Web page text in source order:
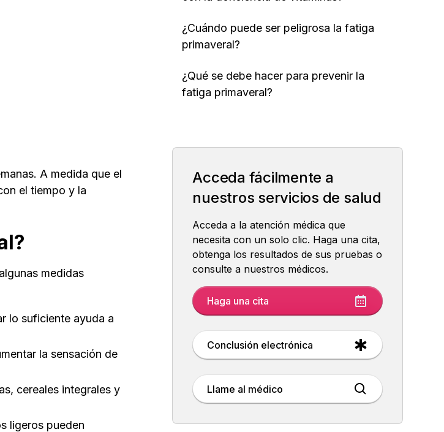
A medida que el
el tiempo y la
medidas
lo suficiente ayuda a
la sensación de
cereales integrales y
ligeros pueden
¿Cuándo puede ser peligrosa la fatiga
primaveral?
¿Qué se debe hacer para prevenir la
fatiga primaveral?
Acceda fácilmente a
nuestros servicios de salud
Acceda a la atención médica que
necesita con un solo clic. Haga una cita,
obtenga los resultados de sus pruebas o
consulte a nuestros médicos.
Haga una cita
Conclusión electrónica
Llame al médico